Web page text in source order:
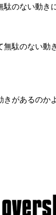
のない動き
駄のない動
きがあるのか